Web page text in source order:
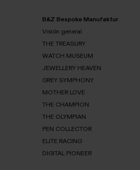
B&Z Bespoke Manufaktur
Visión general
Visión
THE TREASURY
THE
WATCH MUSEUM
WATCH
JEWELLERY HEAVEN
JEWELLERY
GREY SYMPHONY
GREY
MOTHER LOVE
MOTHER
THE CHAMPION
THE
THE OLYMPIAN
THE
PEN COLLECTOR
PEN
ELITE RACING
DIGITAL PIONEER